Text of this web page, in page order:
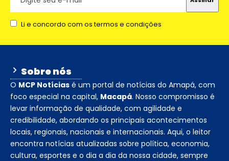
Li e concordo com os termos e condições
Sobre nós
O MCP Notícias é um portal de notícias do Amapá, com
foco especial na capital, Macapá. Nosso compromisso é
levar informação de qualidade, com agilidade e
credibilidade, abordando os principais acontecimentos
locais, regionais, nacionais e internacionais. Aqui, o leitor
encontra notícias atualizadas sobre política, economia,
cultura, esportes e o dia a dia da nossa cidade, sempre